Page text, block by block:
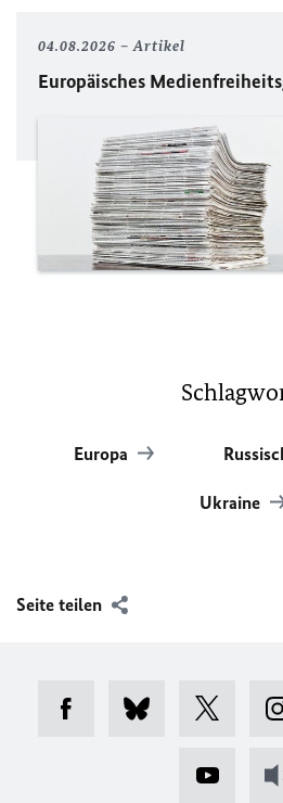
04.08.2026 Artikel
Europäisches
Europa
Ukraine
Seite teilen